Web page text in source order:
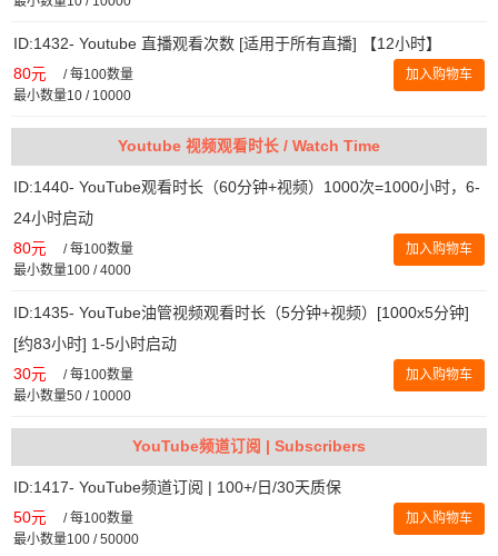
ID:1432- Youtube 直播观看次数 [适用于所有直播] 【12小时】
80元 /每100数量
最小数量10 / 10000
加入购物车
Youtube 视频观看时长 / Watch Time
ID:1440- YouTube观看时长（60分钟+视频）1000次=1000小时，6-
24小时启动
80元 /每100数量
最小数量100 / 4000
加入购物车
ID:1435- YouTube油管视频观看时长（5分钟+视频）[1000x5分钟]
[约83小时] 1-5小时启动
30元 /每100数量
最小数量50 / 10000
加入购物车
YouTube频道订阅 | Subscribers
ID:1417- YouTube频道订阅 | 100+/日/30天质保
50元 /每100数量
最小数量100 / 50000
加入购物车